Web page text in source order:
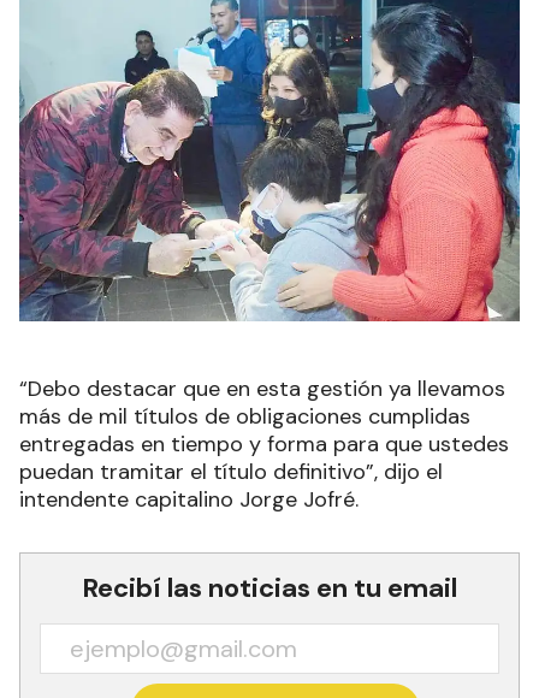
“Debo destacar que en esta gestión ya llevamos
más de mil títulos de obligaciones cumplidas
entregadas en tiempo y forma para que ustedes
puedan tramitar el título definitivo”, dijo el
intendente capitalino Jorge Jofré.
Recibí las noticias en tu email